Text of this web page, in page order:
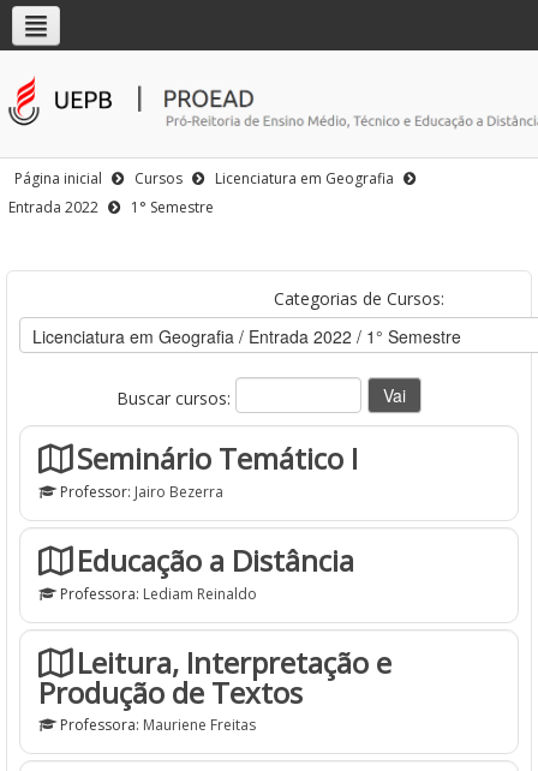
Página inicial Cursos
Licenciatura em Geografia
Entrada 2022
1° Semestre
Categorias de Cursos:
Buscar cursos:
Seminário Temático I
Professor: Jairo Bezerra
Educação a Distância
Professora: Lediam Reinaldo
Leitura, Interpretação e
Produção de Textos
Professora: Mauriene Freitas